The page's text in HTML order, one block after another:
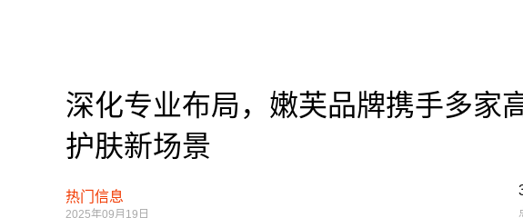
深化专业布局，嫩芙品牌携手多家
护肤新场景
热门信息
2025年09月19日